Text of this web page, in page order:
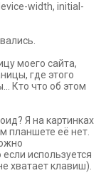
width, initial-
моего сайта,
где этого
Кто что об этом
Я на картинках
планшете её нет.
используется
хватает клавиш).